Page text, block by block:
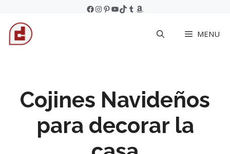
content
Facebook
Instagram
Pinterest
YouTube
TikTok
Tumblr
Amazon
MENU
Cojines Navideños
para decorar la